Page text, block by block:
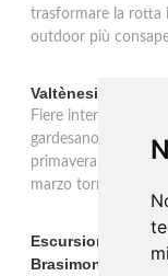
trasformare la rotta
outdoor più
Valtènesi: una
Fiere internazionali,
gardesano. Il
primavera 2026
marzo torna La
Escursione con
Brasimone: